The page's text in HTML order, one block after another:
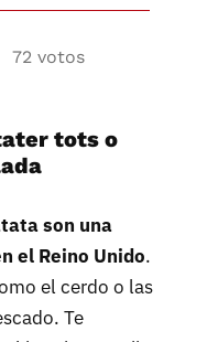
72 votos
tots o
son una
el Reino Unido.
el cerdo o las
Te